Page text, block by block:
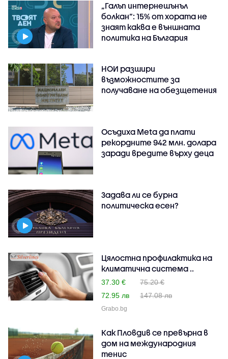
„Галъп интернешънъл
болкан“: 15% от хората не
знаят каква е външната
политика на България
НОИ разшири
възможностите за
получаване на обезщетения
Осъдиха Meta да плати
рекордните 942 млн. долара
заради вредите върху деца
Задава ли се бурна
политическа есен?
Цялостна профилактика на
климатична система ..
37.30 €
75.20 €
72.95 лв
147.08 лв
Grabo.bg
Как Пловдив се превърна в
дом на международния
тенис